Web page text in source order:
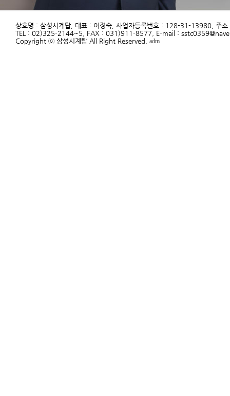
상호명 : 삼성시계탑, 대표 : 이정숙, 사업자등록번호 : 128-31-13980, 주
TEL : 02)325-2144~5, FAX : 031)911-8577, E-mail :
Copyright ⓒ 삼성시계탑 All Right Reserved. adm